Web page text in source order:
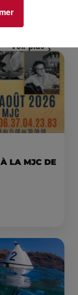
Voir plus
LA MJC DE